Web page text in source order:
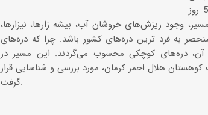
و نیز آشنایی با فن شنا می‌باشد. پیمایش این دره حداقل 5 روز
وجود ریزش‌های خروشان آب، بیشه زارها، نیزارها،
به‌ فرد ترین دره‌های کشور باشد. چرا که دره‌های
آن، دره‌های کوچکی محسوب می‌گردند. این مسیر در
توسط تیم6 نفره امداد و نجات کوهستان هلال احمر کرمان، مورد بررسی و شناسایی قرار
گرفت.